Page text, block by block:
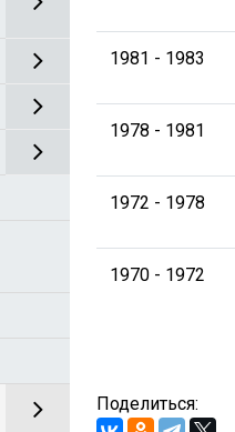
1981 - 1983
1978 - 1981
1972 - 1978
1970 - 1972
Поделиться: